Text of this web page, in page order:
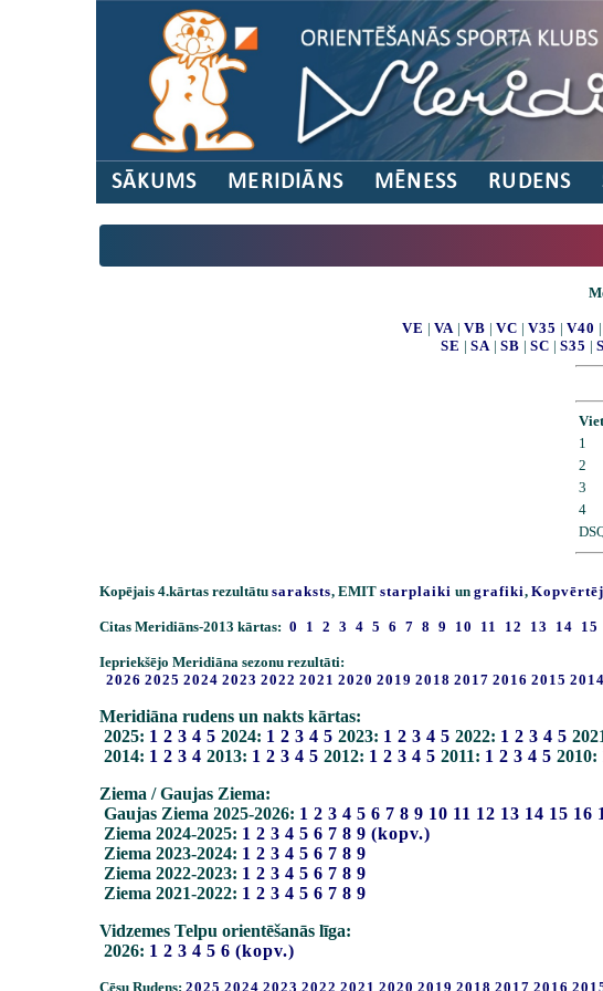
SĀKUMS MERIDIĀNS MĒNESS RUDENS
VE | VA | VB | VC | V35 | V40 |
SE | SA | SB | SC | S35 |
1
2
3
4
Kopējais 4.kārtas rezultātu saraksts, EMIT starplaiki un grafiki,
Citas Meridiāns-2013 kārtas: 0 1 2 3 4 5 6 7 8 9 10 11 12 13 14 15
Iepriekšējo Meridiāna sezonu rezultāti:
2026 2025 2024 2023 2022 2021 2020 2019 2018 2017 2016 2015 2014
Meridiāna rudens un nakts kārtas:
2025: 1 2 3 4 5 2024: 1 2 3 4 5 2023: 1 2 3 4 5 2022: 1 2 3 4 5
2014: 1 2 3 4 2013: 1 2 3 4 5 2012: 1 2 3 4 5 2011: 1 2 3 4 5 2010:
Ziema / Gaujas Ziema:
Gaujas Ziema 2025-2026: 1 2 3 4 5 6 7 8 9 10 11 12 13 14 15 16
Ziema 2024-2025: 1 2 3 4 5 6 7 8 9 (kopv.)
Ziema 2023-2024: 1 2 3 4 5 6 7 8 9
Ziema 2022-2023: 1 2 3 4 5 6 7 8 9
Ziema 2021-2022: 1 2 3 4 5 6 7 8 9
Vidzemes Telpu orientēšanās līga:
2026: 1 2 3 4 5 6 (kopv.)
Cēsu Rudens: 2025 2024 2023 2022 2021 2020 2019 2018 2017 2016